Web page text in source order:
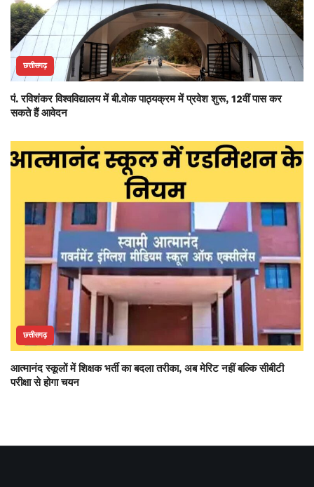
छत्तीसगढ़
पं. रविशंकर विश्वविद्यालय में बी.वोक पाठ्यक्रम में प्रवेश शुरू, 12वीं पास कर
सकते हैं आवेदन
छत्तीसगढ़
आत्मानंद स्कूलों में शिक्षक भर्ती का बदला तरीका, अब मेरिट नहीं बल्कि सीबीटी
परीक्षा से होगा चयन